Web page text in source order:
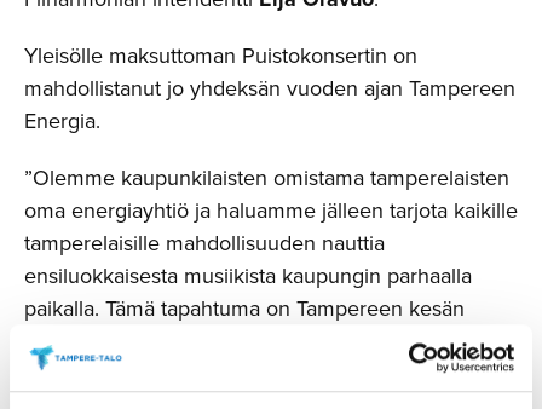
Yleisölle maksuttoman Puistokonsertin on
mahdollistanut jo yhdeksän vuoden ajan Tampereen
Energia.
”Olemme kaupunkilaisten omistama tamperelaisten
oma energiayhtiö ja haluamme jälleen tarjota kaikille
tamperelaisille mahdollisuuden nauttia
ensiluokkaisesta musiikista kaupungin parhaalla
paikalla. Tämä tapahtuma on Tampereen kesän
odotetuimpia kohokohtia. Olemme tehneet pitkään
yhteistyötä Tampere-talon kanssa kohti vastuullisia